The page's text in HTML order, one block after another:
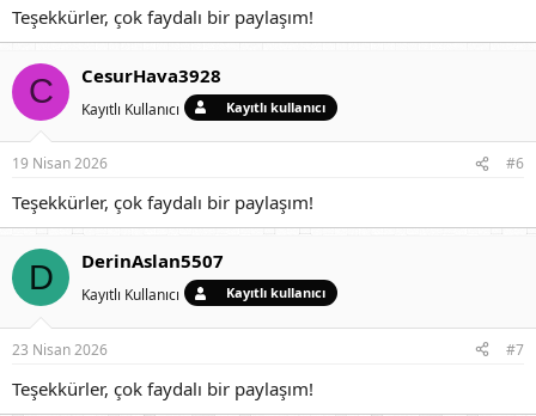
Teşekkürler, çok faydalı bir paylaşım!
C CesurHava3928
Kayıtlı Kullanıcı Kayıtlı kullanıcı
19 Nisan 2026 #6
Teşekkürler, çok faydalı bir paylaşım!
D DerinAslan5507
Kayıtlı Kullanıcı Kayıtlı kullanıcı
23 Nisan 2026 #7
Teşekkürler, çok faydalı bir paylaşım!